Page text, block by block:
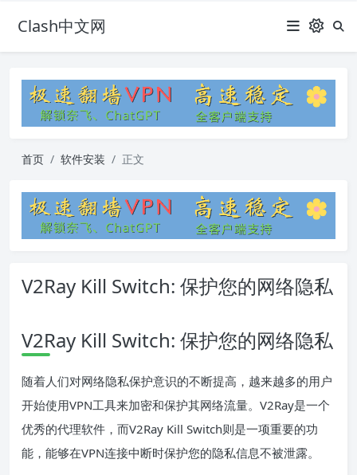
Clash中文网
首页 软件安装 正文
V2Ray Kill Switch: 保护您的网络隐私
V2Ray Kill Switch: 保护您的网络隐私
随着人们对网络隐私保护意识的不断提高，越来越多的用户
开始使用VPN工具来加密和保护其网络流量。V2Ray是一个
优秀的代理软件，而V2Ray Kill Switch则是一项重要的功
能，能够在VPN连接中断时保护您的隐私信息不被泄露。